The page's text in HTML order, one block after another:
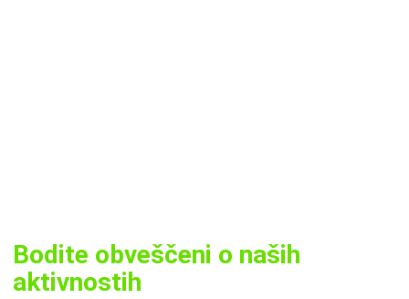
Bodite obveščeni o naših
aktivnostih